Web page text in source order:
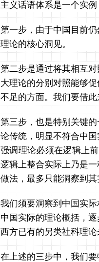
主义话语体系是一个实
第一步，由于中国目前
理论的核心洞见。
第二步是通过将其相互
大理论的分别对照能够
不足的方面。我们要借
第三步，也是特别关键
论传统，明显不符合中
强调理论必须在逻辑上
逻辑上整合实际上乃是
做法，最多只能洞察到其
我们须要洞察到中国实
中国实际的理论概括，
西方已有的另类社科理论
在上述的三步中，我们